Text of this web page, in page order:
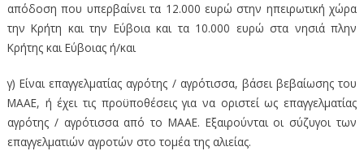
απόδοση που υπερβαίνει τα 12.000 ευρώ στην ηπειρωτική χώρα
την Κρήτη και την Εύβοια και τα 10.000 ευρώ στα νησιά πλην
Κρήτης και Εύβοιας ή/και
γ) Είναι επαγγελματίας αγρότης / αγρότισσα, βάσει βεβαίωσης του
ΜΑΑΕ, ή έχει τις προϋποθέσεις για να οριστεί ως επαγγελματίας
αγρότης / αγρότισσα από το ΜΑΑΕ. Εξαιρούνται οι σύζυγοι των
επαγγελματιών αγροτών στο τομέα της αλιείας.